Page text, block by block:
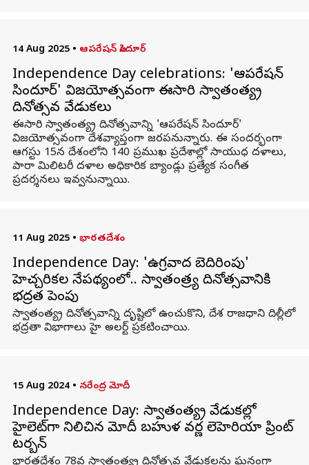
14 Aug 2025 • ఆపరేషన్‌ సిందూర్‌
Independence Day celebrations: 'ఆపరేషన్‌
సిందూర్‌' విజయోత్సవంగా ఈసారి స్వాతంత్య్ర
దినోత్సవ వేడుకలు
ఈసారి స్వాతంత్య్ర దినోత్సవాన్ని 'ఆపరేషన్‌ సిందూర్‌'
విజయోత్సవంగా దేశవ్యాప్తంగా జరపనున్నారు. ఈ సందర్భంగా
ఆగస్టు 15న దేశంలోని 140 ప్రముఖ ప్రదేశాల్లో సాయుధ దళాలు,
పారా మిలిటరీ దళాల అధికారిక బ్యాండ్లు ప్రత్యేక సంగీత
ప్రదర్శనలు ఇవ్వనున్నాయి.
11 Aug 2025 • భారతదేశం
Independence Day: 'ఉగ్రవాద బెదిరింపు'
హెచ్చరికల నేపథ్యంలో.. స్వాతంత్ర్య దినోత్సవానికి
భద్రత పెంపు
స్వాతంత్య్ర దినోత్సవాన్ని దృష్టిలో ఉంచుకొని, దేశ రాజధాని దిల్లీలో
భద్రతా విభాగాలు హై అలర్ట్‌ ప్రకటించాయి.
15 Aug 2024 • నరేంద్ర మోదీ
Independence Day: స్వాతంత్య్ర వేడుకల్లో
హైలెట్‌గా నిలిచిన మోదీ బహుళ వర్ణ లెహెరియా ప్రింట్
టర్బన్‌